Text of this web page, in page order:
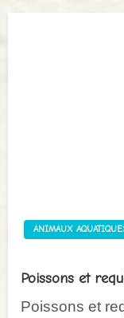
ANIMAUX
Poissons et
Poissons et